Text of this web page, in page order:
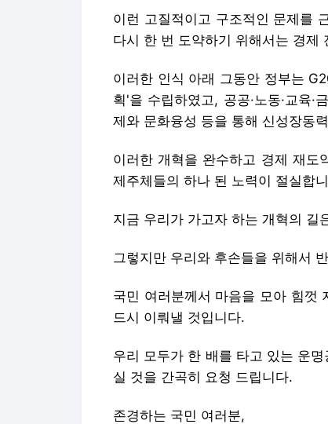
이런 고질적이고 구조적인 문제를
다시 한 번 도약하기 위해서는 경제
이러한 인식 아래 그동안 정부는
획'을 수립하였고, 공공·노동·교육
제와 문화융성 등을 통해 신성장동
이러한 개혁을 완수하고 경제 재도
제주체들의 하나 된 노력이 절실합
지금 우리가 가고자 하는 개혁의 길
그렇지만 우리와 후손들을 위해서
국민 여러분께서 마음을 모아 힘껏
드시 이뤄낼 것입니다.
우리 모두가 한 배를 타고 있는 운
실 것을 간곡히 요청 드립니다.
존경하는 국민 여러분,